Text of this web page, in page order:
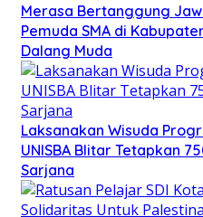
Merasa Bertanggung
Pemuda SMA di
Dalang Muda
Laksanakan Wisuda
UNISBA Blitar Tetapkan
Sarjana